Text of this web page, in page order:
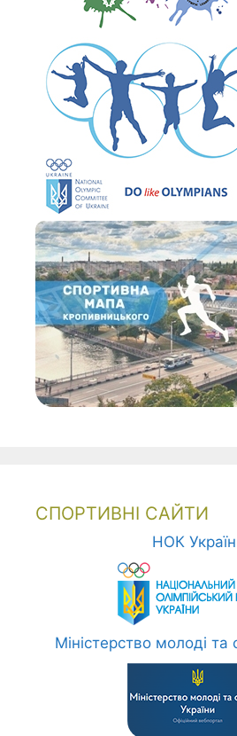
СПОРТИВНІ САЙТИ
НОК
Міністерство молоді та